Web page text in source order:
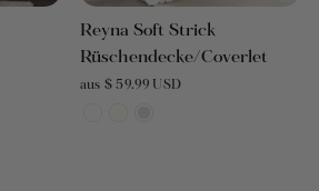
Reyna Soft Strick
Rüschendecke/Coverlet
aus $ 59.99 USD